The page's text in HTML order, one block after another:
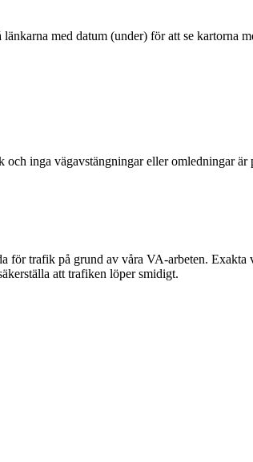
med datum (under) för att se kartorna
inga vägavstängningar eller omledningar är
för trafik på grund av våra VA-arbeten. Exakta
att trafiken löper smidigt.